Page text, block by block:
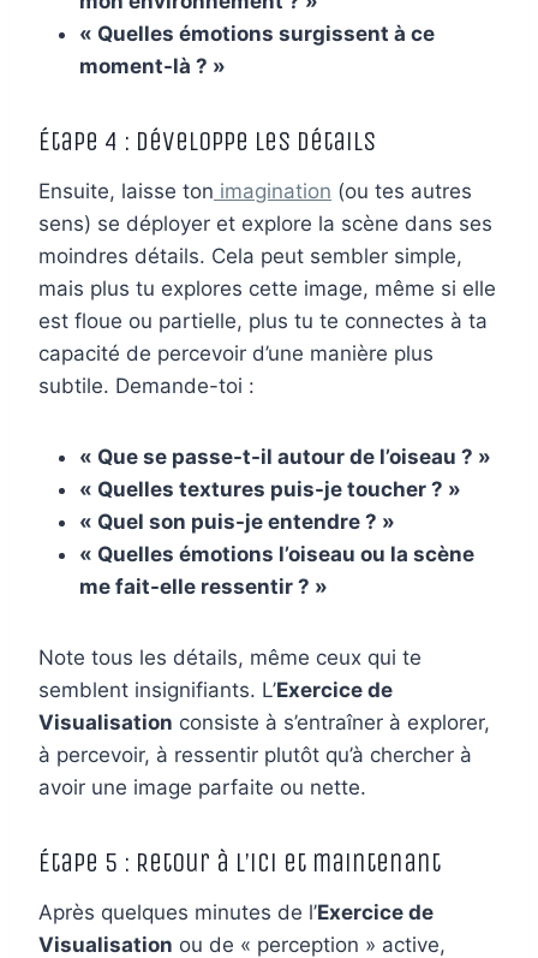
« Quelles émotions surgissent à ce
moment-là ? »
Étape 4 : Développe les détails
Ensuite, laisse ton imagination (ou tes autres
sens) se déployer et explore la scène dans ses
moindres détails. Cela peut sembler simple,
mais plus tu explores cette image, même si elle
est floue ou partielle, plus tu te connectes à ta
capacité de percevoir d’une manière plus
subtile. Demande-toi :
« Que se passe-t-il autour de l’oiseau ? »
« Quelles textures puis-je toucher ? »
« Quel son puis-je entendre ? »
« Quelles émotions l’oiseau ou la scène
me fait-elle ressentir ? »
Note tous les détails, même ceux qui te
semblent insignifiants. L’Exercice de
Visualisation consiste à s’entraîner à explorer,
à percevoir, à ressentir plutôt qu’à chercher à
avoir une image parfaite ou nette.
Étape 5 : Retour à l’ici et maintenant
Après quelques minutes de l’Exercice de
Visualisation ou de « perception » active,